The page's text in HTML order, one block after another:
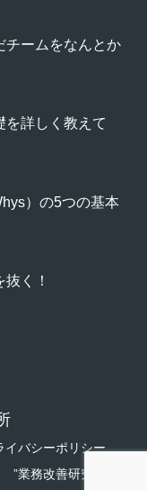
チームをなんとか
を詳しく教えて
）の5つの基本
く！
イバシーポリシー
”業務改善研究所”につ